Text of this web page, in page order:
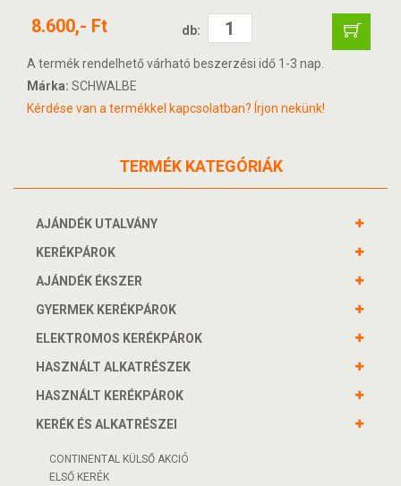
8.600,- Ft db:
A termék rendelhető várható beszerzési idő 1-3 nap.
Márka: SCHWALBE
Kérdése van a termékkel kapcsolatban? Írjon nekünk!
TERMÉK KATEGÓRIÁK
AJÁNDÉK UTALVÁNY
KERÉKPÁROK
AJÁNDÉK ÉKSZER
GYERMEK KERÉKPÁROK
ELEKTROMOS KERÉKPÁROK
HASZNÁLT ALKATRÉSZEK
HASZNÁLT KERÉKPÁROK
KERÉK ÉS ALKATRÉSZEI
CONTINENTAL KÜLSŐ AKCIÓ
ELSŐ KERÉK